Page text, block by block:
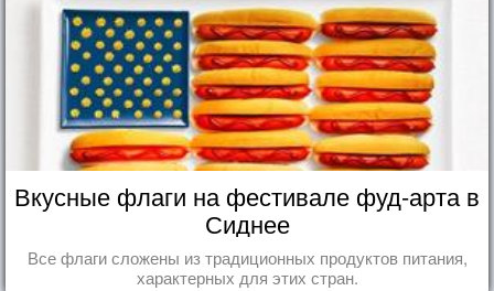
Вкусные флаги на фестивале фуд-арта в
Сиднее
Все флаги сложены из традиционных продуктов питания,
характерных для этих стран.